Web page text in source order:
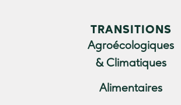
TRANSITIONS
Agroécologiques
& Climatiques
Alimentaires